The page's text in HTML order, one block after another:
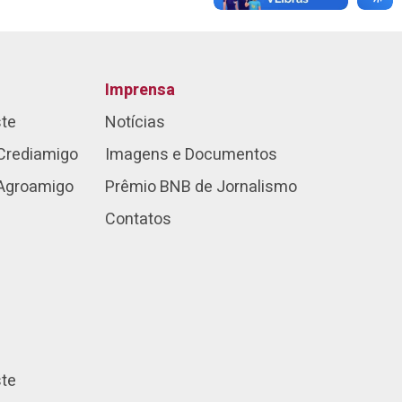
Imprensa
Notícias
Imagens e Documentos
Prêmio BNB de Jornalismo
Contatos